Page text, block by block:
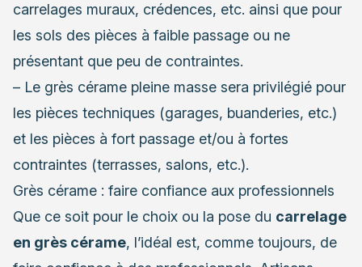
carrelages muraux, crédences, etc. ainsi que pour
les sols des pièces à faible passage ou ne
présentant que peu de contraintes.
– Le grès cérame pleine masse sera privilégié pour
les pièces techniques (garages, buanderies, etc.)
et les pièces à fort passage et/ou à fortes
contraintes (terrasses, salons, etc.).
Grès cérame : faire confiance aux professionnels
Que ce soit pour le choix ou la pose du carrelage
en grès cérame, l’idéal est, comme toujours, de